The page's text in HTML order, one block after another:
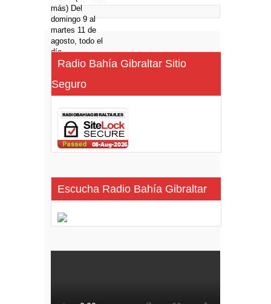
Radio Bahía Gibraltar Sitio
Seguro
Escucha Radio Bahía Gibraltar